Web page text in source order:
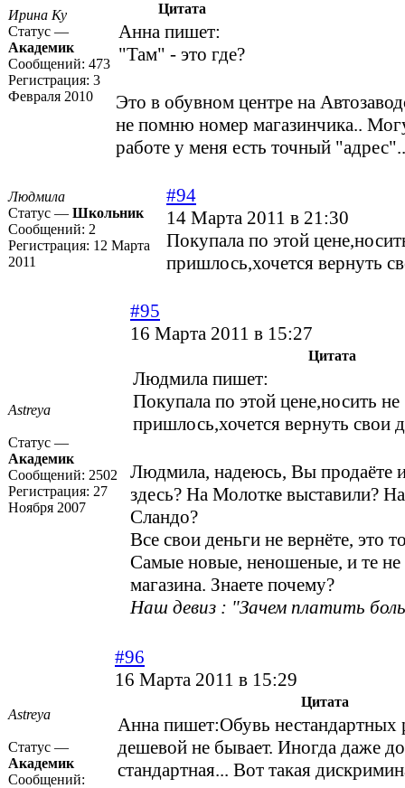
Ирина Ку
Статус —
Академик
Сообщений: 473
Регистрация: 3
Февраля 2010
Цитата
Анна пишет:
"Там" - это где?
Это в обувном центре на
не помню номер магазинчика..
работе у меня есть точный
Людмила
Статус — Школьник
Сообщений: 2
Регистрация: 12 Марта
2011
#94
14 Марта 2011 в 21:30
Покупала по этой
пришлось,хочется вернуть
Astreya
Статус —
Академик
Сообщений: 2502
Регистрация: 27
Ноября 2007
#95
16 Марта 2011 в 15:27
Цитата
Людмила пишет:
Покупала по этой цене,носить не
пришлось,хочется вернуть свои
Людмила, надеюсь, Вы продаёте
здесь? На Молотке выставили?
Сландо?
Все свои деньги не вернёте, это
Самые новые, неношеные, и те не
магазина. Знаете почему?
Наш девиз : "Зачем платить
Astreya
Статус —
Академик
Сообщений:
#96
16 Марта 2011 в 15:29
Цитата
Анна пишет:Обувь нестандартных
дешевой не бывает. Иногда даже
стандартная... Вот такая